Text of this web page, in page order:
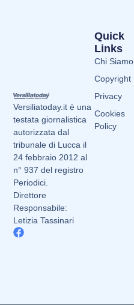
Versiliatoday.it è una
testata giornalistica
autorizzata dal
tribunale di Lucca il
24 febbraio 2012 al
n° 937 del registro
Periodici.
Direttore
Responsabile:
Letizia Tassinari
Quick
Links
Chi Siamo
Copyright
Privacy
Cookies
Policy